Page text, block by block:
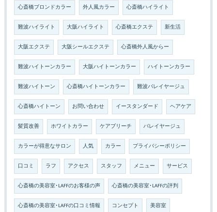
心斎橋ブロンドカラー 外人風カラー 心斎橋ハイライト
難波ハイライト 大阪ハイライト 心斎橋エクステ 新生活
大阪エクステ 大阪シールエクステ 心斎橋外人風からー
難波ハイトーンカラー 大阪ハイトーンカラー ハイトーンカラー
難波ハイトーン 心斎橋ハイトーンカラー 難波バレイヤージュ
心斎橋ハイトーン お問い合わせ イースタンダード ヘアケア
髪質改善 ホワイトカラー ケアブリーチ バレイヤージュ
カラーが得意なサロン 人気 カラー プライバシーポリシー
口コミ ラフ アクセス スタッフ メニュー サービス
心斎橋の美容室･LAFFのお客様の声 心斎橋の美容室･LAFFの評判
心斎橋の美容室･LAFFの口コミ情報 コンセプト 美容室